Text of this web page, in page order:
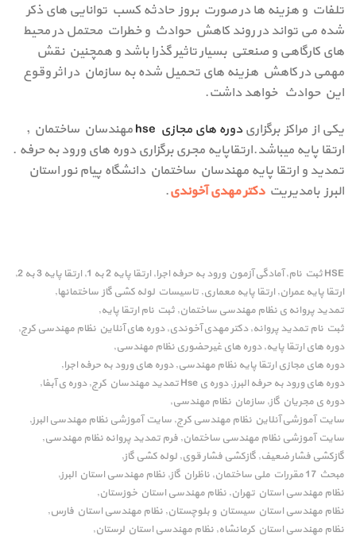
تلفات و هزینه ها در صورت بروز حادثه کسب توانایی های ذکر
شده می تواند در روند کاهش حوادث و خطرات محتمل در محیط
های کارگاهی و صنعتی بسیار تاثیر گذرا باشد و همچنین نقش
مهمی در کاهش هزینه های تحمیل شده به سازمان در اثر وقوع
این حوادث خواهد داشت.
یکی از مراکز برگزاری دوره های مجازی hse
مهندسان ساختمان ,
ارتقا پایه میباشد.ارتقاپایه مجری برگزاری دوره های ورود به حرفه .
تمدید و ارتقا پایه مهندسان ساختمان دانشگاه پیام نور استان
البرز بامدیریتدکتر مهدی آخوندی.
HSE ثبت نام ,آمادگی آزمون ورود به حرفه اجرا, ارتقا پایه 2 به 1 , ارتقا پایه 3 به 2 ,
ارتقا پایه عمران, ارتقا پایه معماری, تاسیسات لوله کشی گاز ساختمانها,
تمدید پروانه ی نظام مهندسی ساختمان, ثبت نام ارتقا پایه,
ثبت نام تمدید پروانه,دکتر مهدی آخوندی,دوره های آنلاین نظام مهندسی کرج,
دوره های ارتقا پایه,دوره های غیرحضوری نظام مهندسی,
دوره های مجازی ارتقا پایه نظام مهندسی,دوره های ورود به حرفه اجرا,
دوره های ورود به حرفه البرز,دوره ی Hse تمدید مهندسان کرج ,دوره ی آبفا,
دوره ی مجریان گاز, سازمان نظام مهندسی,
سایت آموزشی آنلاین نظام مهندسی کرج, سایت آموزشی نظام مهندسی البرز,
سایت آموزشی نظام مهندسی ساختمان, فرم تمدید پروانه نظام مهندسی,
گازکشی فشار ضعیف, گازکشی فشار قوی, لوله کشی گاز,
مبحث 17 مقررات ملی ساختمان , ناظران گاز, نظام مهندسی استان البرز,
نظام مهندسی استان تهران, نظام مهندسی استان خوزستان,
نظام مهندسی استان سیستان و بلوچستان, نظام مهندسی استان فارس,
نظام مهندسی استان کرمانشاه, نظام مهندسی استان لرستان,